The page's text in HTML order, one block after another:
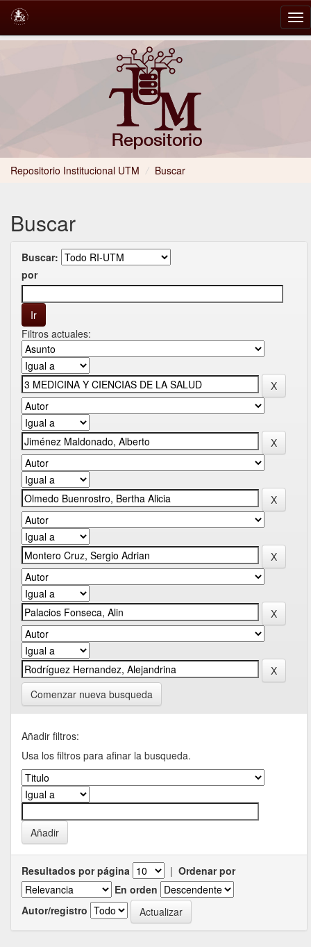
Repositorio Institucional UTM / Buscar
Buscar
Buscar:
por
Filtros actuales:
Comenzar nueva busqueda
Añadir filtros:
Usa los filtros para afinar la busqueda.
Resultados por página | Ordenar por
En orden
Autor/registro